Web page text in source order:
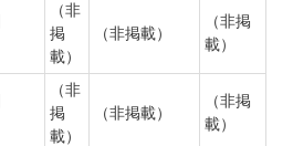
（非
掲
載）
（非掲載）
（非掲
載）
（非
掲
載）
（非掲載）
（非掲
載）